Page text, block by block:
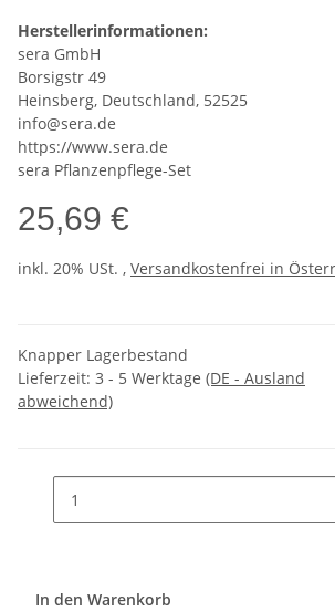
Herstellerinformationen:
sera GmbH
Borsigstr 49
Heinsberg, Deutschland, 52525
info@sera.de
https://www.sera.de
sera Pflanzenpflege-Set
25,69 €
inkl. 20% USt. , Versandkostenfrei in
Knapper Lagerbestand
Lieferzeit: 3 - 5 Werktage (DE - Ausland
abweichend)
In den Warenkorb